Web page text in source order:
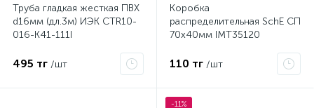
Труба гладкая жесткая ПВХ
d16мм (дл.3м) ИЭК CTR10-
016-K41-111I
495 тг /шт
Коробка
распределительная SchE СП
70х40мм IMT35120
110 тг /шт
-11%